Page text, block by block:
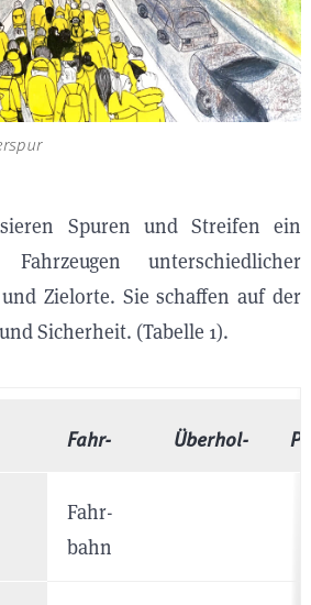
Spuren und Streifen ein
unterschiedlicher
Zielorte. Sie schaffen auf der
Sicherheit. (Tabelle 1).
Fahr- Überhol-
Fahr­
bahn